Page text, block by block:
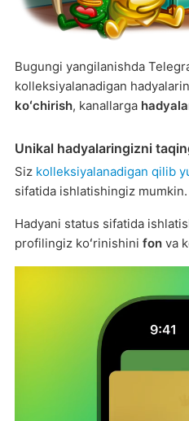
Bugungi yangilanishda
kolleksiyalanadigan
koʻchirish, kanallarga
Unikal hadyalaringizni
Siz kolleksiyalanadigan qilib
sifatida ishlatishingiz mumkin.
Hadyani status sifatida
profilingiz koʻrinishini fon va